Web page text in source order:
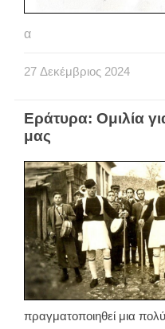
α
27 Δεκέμβριος 2024
Εράτυρα: Ομιλία
μας
πραγματοποιηθεί μια